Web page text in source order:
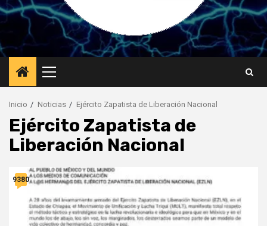
Menú
principal
Inicio Noticias Ejército Zapatista de Liberación Nacional
Ejército Zapatista de
Liberación Nacional
9380